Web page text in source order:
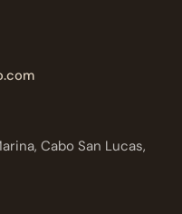
Cabo San Lucas,